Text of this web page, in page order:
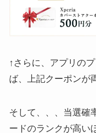
↑さらに、アプリの
ば、上記クーポンが
そして、、、当選確
ードのランクが高い